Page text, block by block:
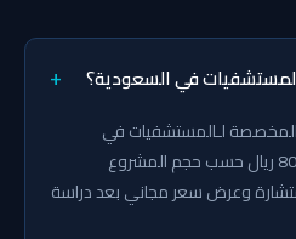
في السعودية؟ +
المخصصة لـالمستشفيات في
السعودية بين 15,000 - 80,000 ريال حسب حجم المشروع
وعرض سعر مجاني بعد دراسة